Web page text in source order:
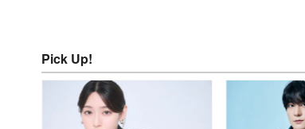
Pick Up!